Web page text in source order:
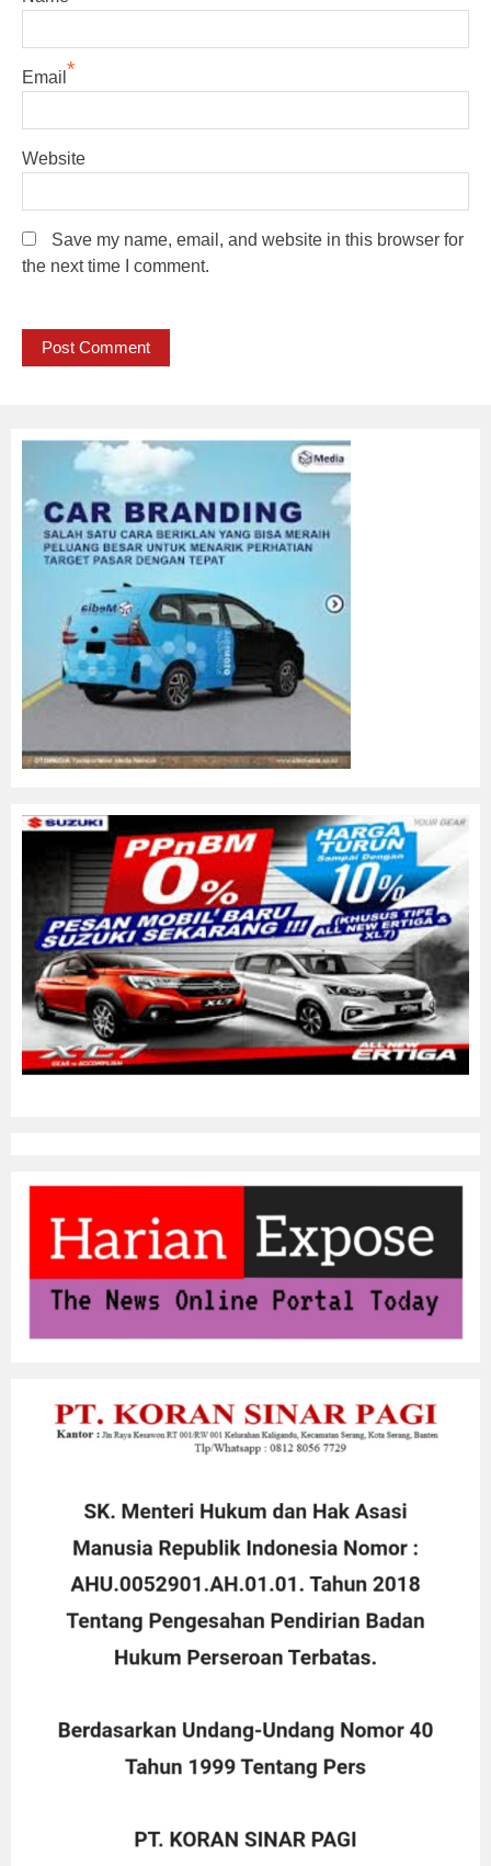
Email *
Website
Save my name, email, and website in this browser for
the next time I comment.